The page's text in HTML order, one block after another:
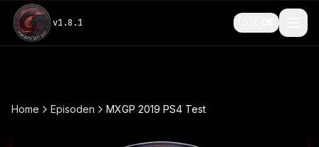
v1.8.1
Home Episoden MXGP 2019 PS4 Test